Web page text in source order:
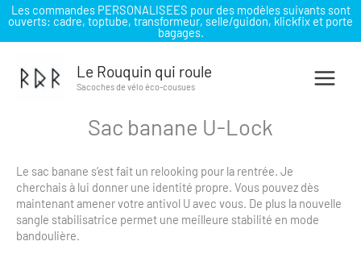
Les commandes PERSONALISEES pour des modèles suivants sont
ouverts: cadre, toptube, transformeur, selle/guidon, klickfix et porte
bagages.
contenu
Le Rouquin qui roule
Sacoches de vélo éco-cousues
Sac banane U-Lock
Le sac banane s’est fait un relooking pour la rentrée. Je
cherchais à lui donner une identité propre. Vous pouvez dès
maintenant amener votre antivol U avec vous. De plus la nouvelle
sangle stabilisatrice permet une meilleure stabilité en mode
bandoulière.